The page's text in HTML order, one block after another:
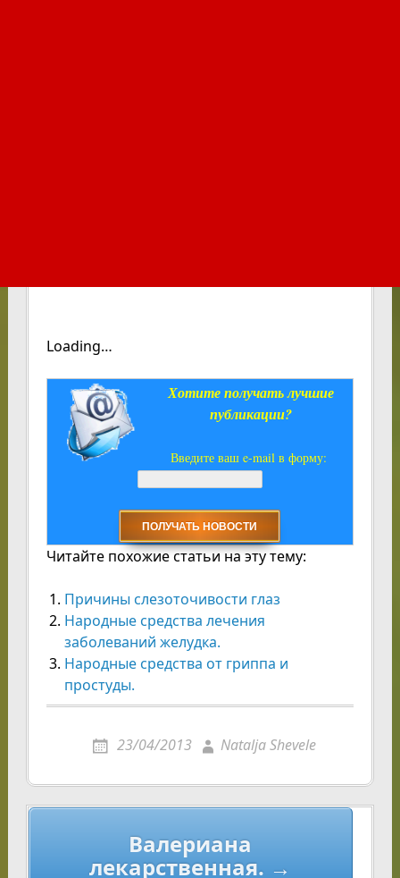
Loading…
Хотите получать лучшие
публикации?
Введите ваш e-mail в форму:
Читайте похожие статьи на эту тему:
Причины слезоточивости глаз
Народные средства лечения
заболеваний желудка.
Народные средства от гриппа и
простуды.
23/04/2013 Natalja Shevele
Навигация
Валериана
лекарственная. →